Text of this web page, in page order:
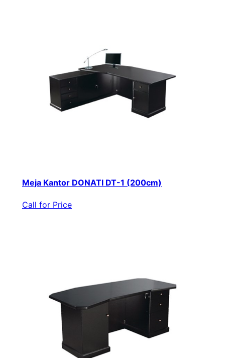
Meja Kantor DONATI DT-1 (200cm)
Call for Price